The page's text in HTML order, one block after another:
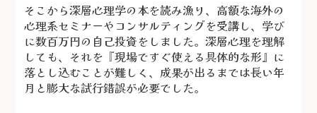
そこから深層心理学の本を読み漁り、高額な海外の
心理系セミナーやコンサルティングを受講し、学び
に数百万円の自己投資をしました。深層心理を理解
しても、それを『現場ですぐ使える具体的な形』に
落とし込むことが難しく、成果が出るまでは長い年
月と膨大な試行錯誤が必要でした。